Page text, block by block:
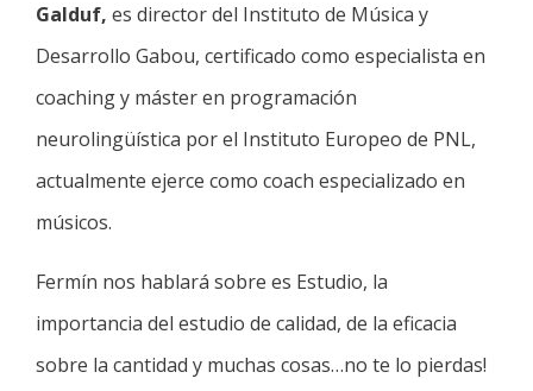
Galduf, es director del Instituto de Música y
Desarrollo Gabou, certificado como especialista en
coaching y máster en programación
neurolingüística por el Instituto Europeo de PNL,
actualmente ejerce como coach especializado en
músicos.
Fermín nos hablará sobre es Estudio, la
importancia del estudio de calidad, de la eficacia
sobre la cantidad y muchas cosas…no te lo pierdas!